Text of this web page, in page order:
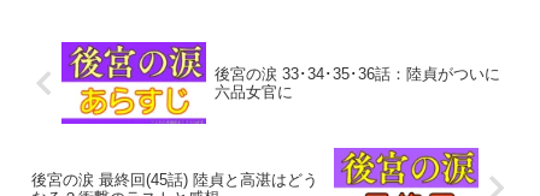
後宮の涙 33･34･35･36話：陸貞がついに
六品女官に
後宮の涙 最終回(45話) 陸貞と高湛はどう